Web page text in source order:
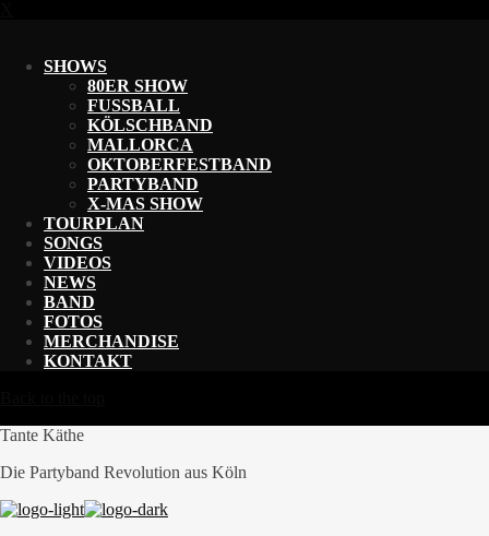
SHOWS
80ER SHOW
FUSSBALL
KÖLSCHBAND
MALLORCA
OKTOBERFESTBAND
PARTYBAND
X-MAS SHOW
TOURPLAN
SONGS
VIDEOS
NEWS
BAND
FOTOS
MERCHANDISE
KONTAKT
Tante Käthe
Die Partyband Revolution aus Köln